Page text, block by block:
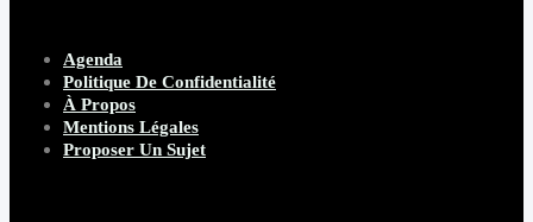
Agenda
Politique De Confidentialité
À Propos
Mentions Légales
Proposer Un Sujet